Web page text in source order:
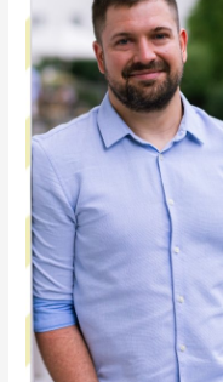
dr.
Kucharczyk